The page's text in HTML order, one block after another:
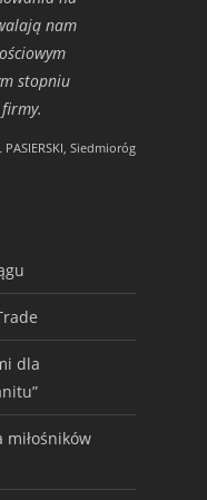
nam
stopniu
PASIERSKI, Siedmioróg
dla
miłośników